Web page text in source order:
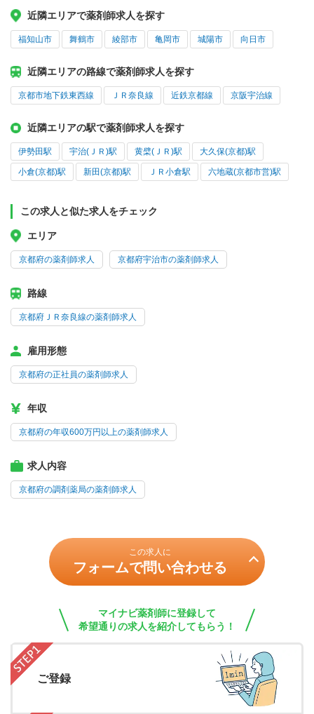
近隣エリアで薬剤師求人を探す
福知山市 舞鶴市 綾部市 亀岡市 城陽市 向日市
近隣エリアの路線で薬剤師求人を探す
京都市地下鉄東西線 ＪＲ奈良線 近鉄京都線 京阪宇治線
近隣エリアの駅で薬剤師求人を探す
伊勢田駅 宇治(ＪＲ)駅 黄檗(ＪＲ)駅 大久保(京都)駅
小倉(京都)駅 新田(京都)駅 ＪＲ小倉駅 六地蔵(京都市営)駅
この求人と似た求人をチェック
エリア
京都府の薬剤師求人 京都府宇治市の薬剤師求人
路線
京都府ＪＲ奈良線の薬剤師求人
雇用形態
京都府の正社員の薬剤師求人
年収
京都府の年収600万円以上の薬剤師求人
求人内容
京都府の調剤薬局の薬剤師求人
この求人に
フォームで問い合わせる
マイナビ薬剤師に登録して
希望通りの求人を紹介してもらう！
ご登録